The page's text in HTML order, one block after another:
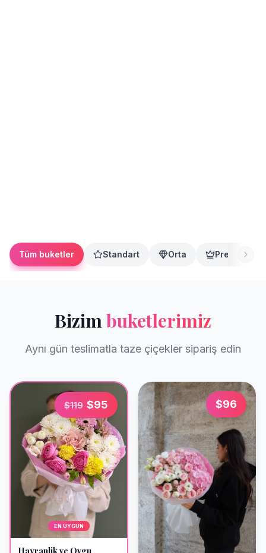
Tüm buketler Standart Orta Premium
Bizimbuketlerimiz
Aynı gün teslimatla taze çiçekler sipariş edin
$119 $95
EN UYGUN
$96